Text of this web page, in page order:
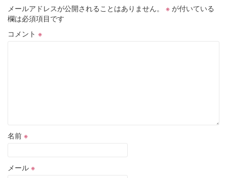
メールアドレスが公開されることはありません。
※ が付いている
欄は必須項目です
コメント ※
名前 ※
メール ※